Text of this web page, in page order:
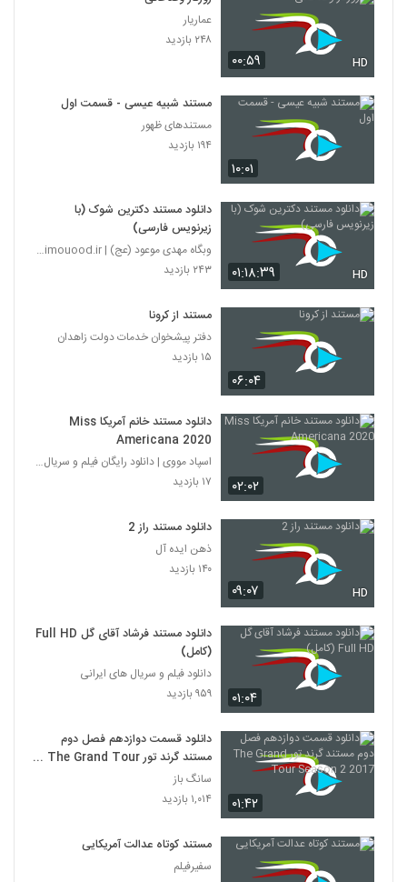
۰۰:۵۹ HD
عماریار
۲۴۸ بازدید
۱۰:۰۱
مستند شبیه عیسی - قسمت اول
مستندهای ظهور
۱۹۴ بازدید
۰۱:۱۸:۳۹ HD
دانلود مستند دکترین شوک (با
زیرنویس فارسی)
وبگاه مهدی موعود (عج) | mahdimouood.ir
۲۴۳ بازدید
۰۶:۰۴
مستند از کرونا
دفتر پیشخوان خدمات دولت زاهدان
۱۵ بازدید
۰۲:۰۲
دانلود مستند خانم آمریکا Miss
Americana 2020
اسپاد مووی | دانلود رایگان فیلم و سریال ایرانی
۱۷ بازدید
۰۹:۰۷ HD
دانلود مستند راز 2
ذهن ایده آل
۱۴۰ بازدید
۰۱:۰۴
دانلود مستند فرشاد آقای گل Full HD
(کامل)
دانلود فیلم و سریال های ایرانی
۹۵۹ بازدید
۰۱:۴۲
دانلود قسمت دوازدهم فصل دوم
مستند گرند تور The Grand Tour
Season 2 2017
سانگ باز
۱,۰۱۴ بازدید
مستند کوتاه عدالت آمریکایی
سفیرفیلم